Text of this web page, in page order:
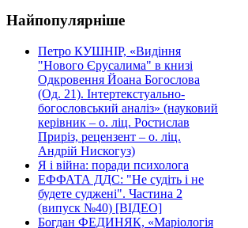
Найпопулярніше
Петро КУШНІР, «Видіння
"Нового Єрусалима" в книзі
Одкровення Йоана Богослова
(Од. 21). Інтертекстуально-
богословський аналіз» (науковий
керівник – о. ліц. Ростислав
Приріз, рецензент – о. ліц.
Андрій Нискогуз)
Я і війна: поради психолога
ЕФФАТА ДДС: "Не судіть і не
будете суджені". Частина 2
(випуск №40) [ВІДЕО]
Богдан ФЕДИНЯК, «Маріологія